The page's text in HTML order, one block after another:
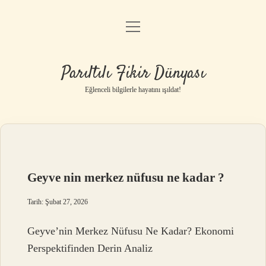
Anasayfa
Yasal Uyarı
menüyü
Parıltılı Fikir Dünyası
Eğlenceli bilgilerle hayatını ışıldat!
Geyve nin merkez nüfusu ne kadar ?
Tarih: Şubat 27, 2026
Geyve’nin Merkez Nüfusu Ne Kadar? Ekonomi
Perspektifinden Derin Analiz